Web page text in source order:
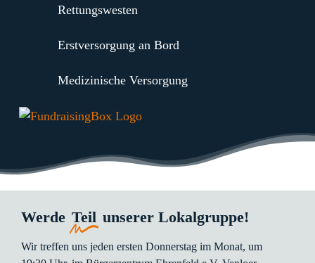
Rettungswesten
Erstversorgung an Bord
Medizinische Versorgung
Werde Teil unserer Lokalgruppe!
Wir treffen uns jeden ersten Donnerstag im Monat, um